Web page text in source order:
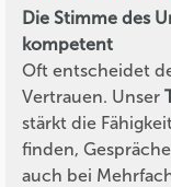
Die Stimme des
kompetent
Oft entscheidet
Vertrauen. Unser
stärkt die
finden,
auch bei